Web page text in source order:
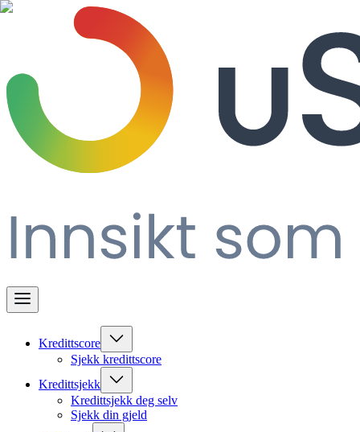
Kredittscore
Sjekk kredittscore
Kredittsjekk
Kredittsjekk deg selv
Sjekk din gjeld